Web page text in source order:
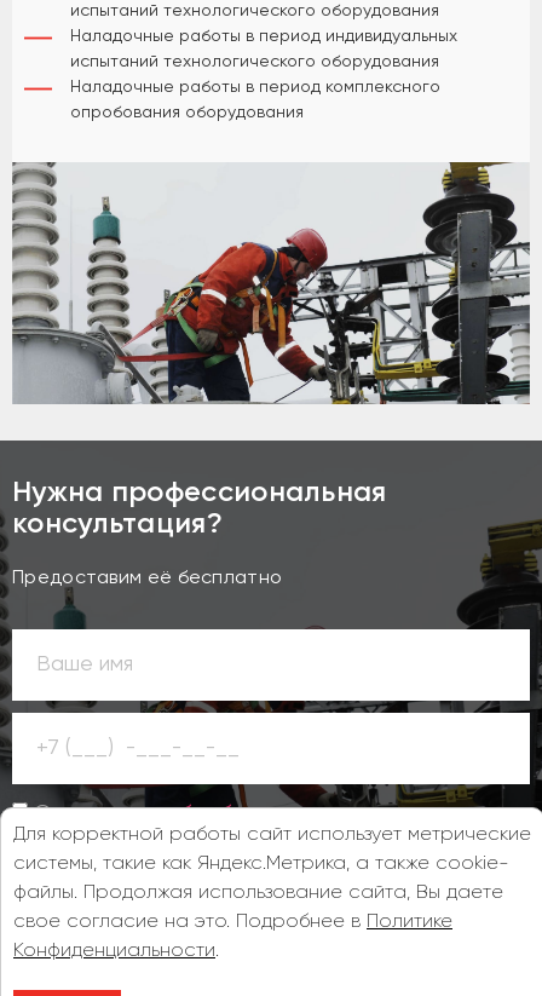
испытаний технологического оборудования
Наладочные работы в период индивидуальных
испытаний технологического оборудования
Наладочные работы в период комплексного
опробования оборудования
Нужна профессиональная
консультация?
Предоставим её бесплатно
Согласен наобработку персональных данных
Заказать звонок
Для корректной работы сайт использует метрические
системы, такие как Яндекс.Метрика, а также cookie-
файлы. Продолжая использование сайта, Вы даете
свое согласие на это. Подробнее в
Политике
Конфиденциальности.